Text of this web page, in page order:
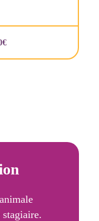
stagiaire.